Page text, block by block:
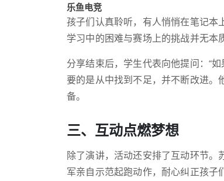
乐鱼电竞
孩子们认真聆听，有人悄悄在笔记本
学习中的困难与赛场上的挑战并无本
分享结束后，学生代表向他提问：“
要的是从中找到不足，并不断改进
备。
三、互动点燃梦想
除了演讲，活动还安排了互动环节
军亲自示范起跑动作，耐心纠正孩子